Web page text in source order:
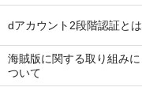
dアカウント2段階認証とは
海賊版に関する取り組みに
ついて